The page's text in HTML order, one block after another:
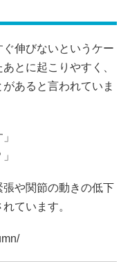
伸びないというケー
とに起こりやすく、
あると言われていま
や関節の動きの低下
ています。